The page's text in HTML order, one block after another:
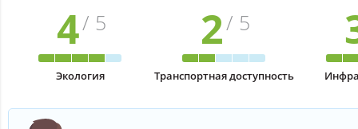
4/ 5
Экология
2/ 5
Транспортная доступность